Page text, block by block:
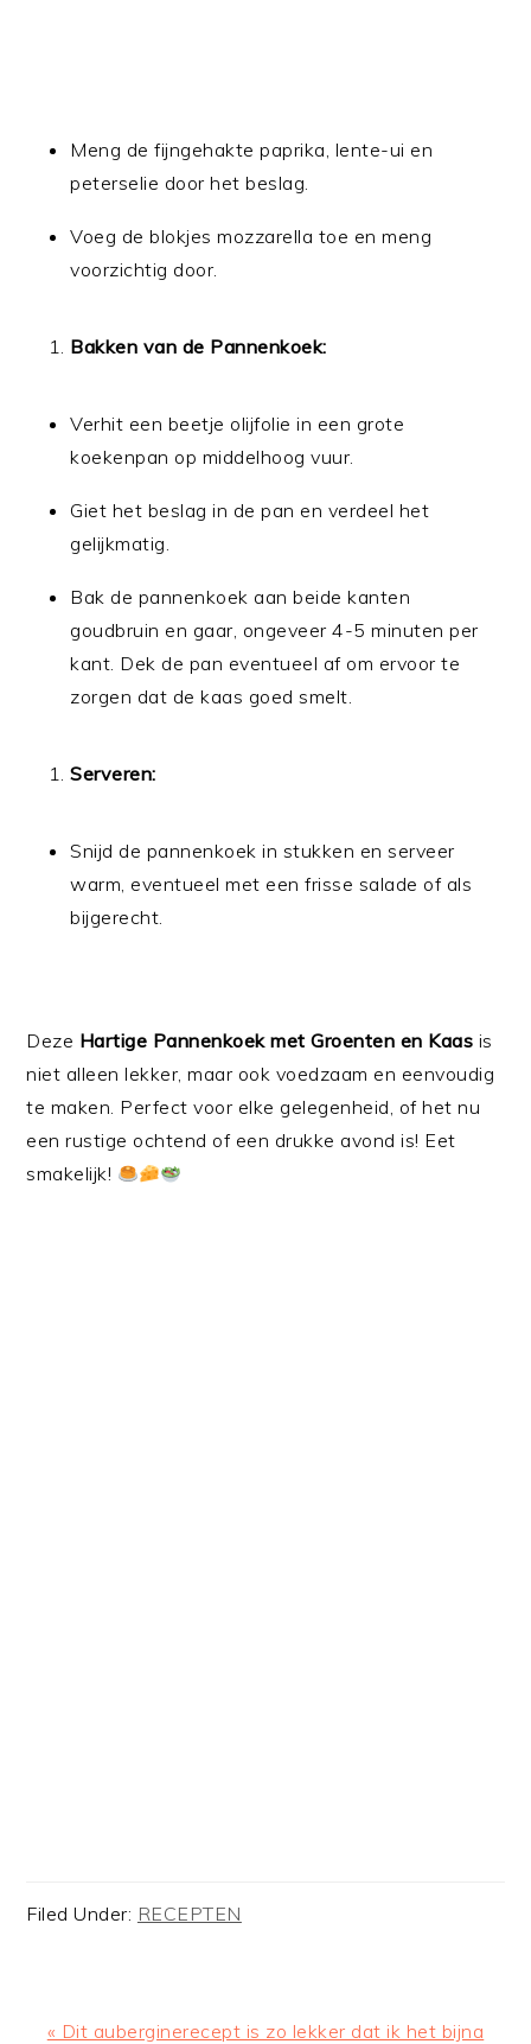
Meng de fijngehakte paprika, lente-ui en
peterselie door het beslag.
Voeg de blokjes mozzarella toe en meng
voorzichtig door.
Bakken van de Pannenkoek:
Verhit een beetje olijfolie in een grote
koekenpan op middelhoog vuur.
Giet het beslag in de pan en verdeel het
gelijkmatig.
Bak de pannenkoek aan beide kanten
goudbruin en gaar, ongeveer 4-5 minuten per
kant. Dek de pan eventueel af om ervoor te
zorgen dat de kaas goed smelt.
Serveren:
Snijd de pannenkoek in stukken en serveer
warm, eventueel met een frisse salade of als
bijgerecht.
Deze Hartige Pannenkoek met Groenten en Kaas is
niet alleen lekker, maar ook voedzaam en eenvoudig
te maken. Perfect voor elke gelegenheid, of het nu
een rustige ochtend of een drukke avond is! Eet
smakelijk!
Filed Under: RECEPTEN
Previous
« Dit auberginerecept is zo lekker dat ik het bijna